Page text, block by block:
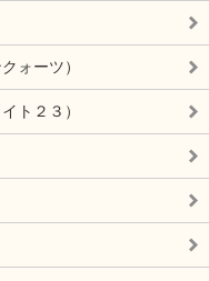
ォーツ）
ト２３）